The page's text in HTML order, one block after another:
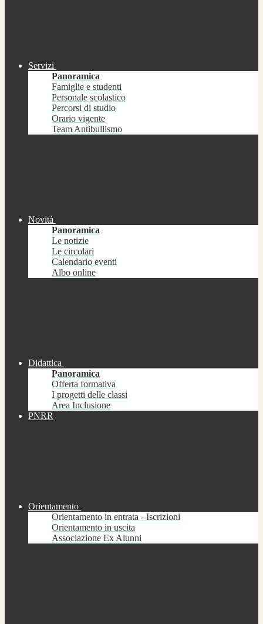
Servizi
Panoramica
Famiglie e studenti
Personale scolastico
Percorsi di studio
Orario vigente
Team Antibullismo
Novità
Panoramica
Le notizie
Le circolari
Calendario eventi
Albo online
Didattica
Panoramica
Offerta formativa
I progetti delle classi
Area Inclusione
PNRR
Orientamento
Orientamento in entrata - Iscrizioni
Orientamento in uscita
Associazione Ex Alunni